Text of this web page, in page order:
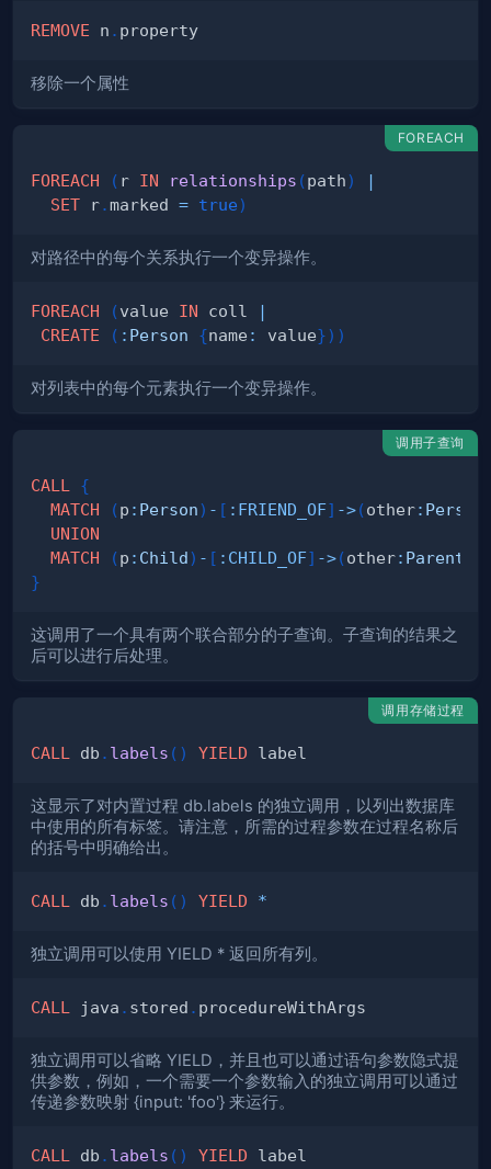
REMOVE n .
移除一个属性
FOREACH
FOREACH ( r IN relationships (path)
|
SET r.marked = true)
对路径中的每个关系执行一个变异操作。
FOREACH (value IN coll
|
CREATE
( : Person {name : value}) )
对列表中的每个元素执行一个变异操作。
调用子查询
CALL
{
MATCH
(p : Person) - [ : FRIEND_OF] ->(other: Person
UNION
MATCH
(p : Child) - [ : CHILD_OF] ->(other: Parent
}
这调用了一个具有两个联合部分的子查询。子查询的结果之
后可以进行后处理。
调用存储过程
CALL db . labels ( ) YIELD
这显示了对内置过程 db.labels 的独立调用，以列出数据库
中使用的所有标签。请注意，所需的过程参数在过程名称后
的括号中明确给出。
CALL db . labels ( ) YIELD *
独立调用可以使用 YIELD * 返回所有列。
CALL java . stored .
独立调用可以省略 YIELD，并且也可以通过语句参数隐式提
供参数，例如，一个需要一个参数输入的独立调用可以通过
传递参数映射 {input: 'foo'} 来运行。
CALL db . labels ( ) YIELD